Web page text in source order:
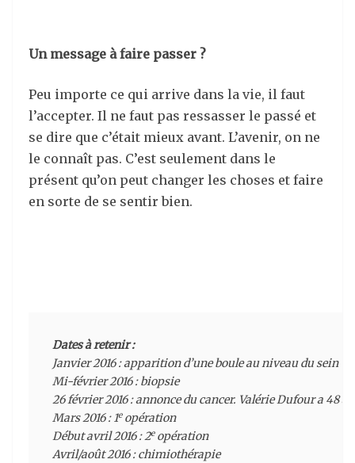
Un message à faire passer ?
Peu importe ce qui arrive dans la vie, il faut
l’accepter. Il ne faut pas ressasser le passé et
se dire que c’était mieux avant. L’avenir, on ne
le connaît pas. C’est seulement dans le
présent qu’on peut changer les choses et faire
en sorte de se sentir bien.
Dates à retenir :
Janvier 2016 : apparition d’une boule au niveau du sein
Mi-février 2016 : biopsie
26 février 2016 : annonce du cancer. Valérie Dufour a 48
Mars 2016 : 1e opération
Début avril 2016 : 2e opération
Avril/août 2016 : chimiothérapie